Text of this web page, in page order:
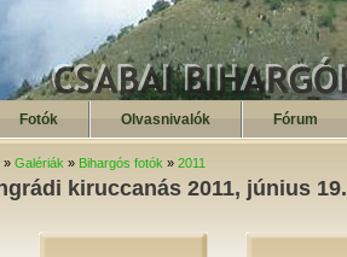
Fotók Olvasnivalók Fórum
» Galériák » Bihargós fotók » 2011
kiruccanás 2011, június 19.